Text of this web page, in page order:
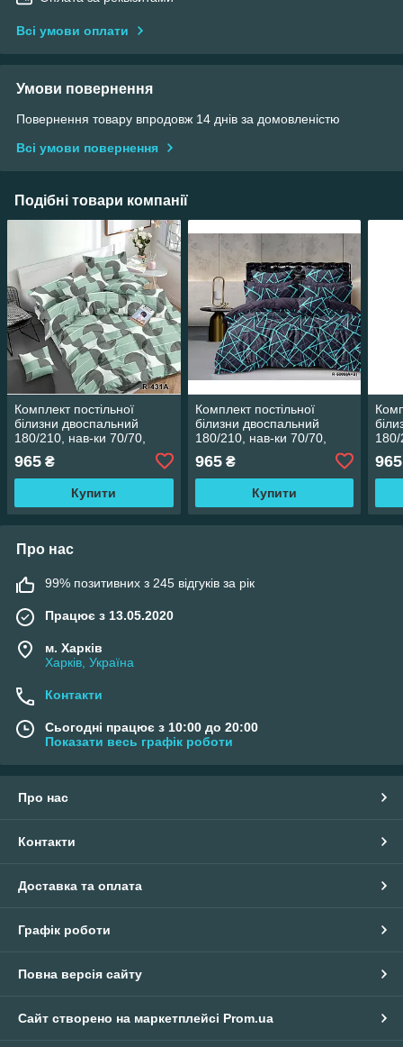
Всі умови оплати
Умови повернення
Повернення товару впродовж 14 днів за домовленістю
Всі умови повернення
Подібні товари компанії
Комплект постільної
білизни двоспальний
180/210, нав-ки 70/70,
складається з бавовни
965 ₴
Купити
Комплект постільної
білизни двоспальний
180/210, нав-ки 70/70,
складається з бавовни
965₴
Купити
965
Про нас
99% позитивних з 245 відгуків за рік
Працює з 13.05.2020
м. Харків
Харків, Україна
Контакти
Сьогодні працює з 10:00 до 20:00
Показати весь графік роботи
Про нас
Контакти
Доставка та оплата
Графік роботи
Повна версія сайту
Сайт створено на маркетплейсі Prom.ua